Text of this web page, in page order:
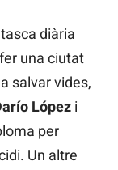
diària
una ciutat
salvar vides,
López i
per
Un altre